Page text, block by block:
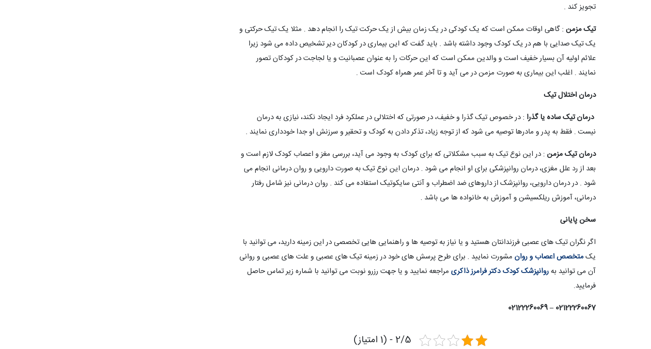
تجویز کند .
تیک مزمن : گاهی اوقات ممکن است که یک کودکی در یک زمان بیش از یک حرکت تیک را انجام دهد . مثلا یک تیک حرکتی و
یک تیک صدایی با هم در یک کودک وجود داشته باشد . باید گفت که این بیماری در کودکان دیر تشخیص داده می شود زیرا
علائم اولیه آن بسیار خفیف است و والدین ممکن است که این حرکات را به عنوان عصبانیت و یا لجاجت در کودکان تصور
نمایند . اغلب این بیماری به صورت مزمن در می آید و تا آخر عمر همراه کودک است .
درمان اختلال تیک
درمان تیک ساده یا گذرا : در خصوص تیک گذرا و خفیف، در صورتی که اختلالی در عملکرد فرد ایجاد نکند، نیازی به درمان
نیست . فقط به پدر و مادرها توصیه می شود که از توجه زیاد، تذکر دادن به کودک و تحقیر و سرزنش او جدا خودداری نمایند .
درمان تیک مزمن : در این نوع تیک به سبب مشکلاتی که برای کودک به وجود می آید، بررسی مغز و اعصاب کودک لازم است و
بعد از رد علل مغزی، درمان روانپزشکی برای او انجام می شود . درمان این نوع تیک به صورت دارویی و روان درمانی انجام می
شود . در درمان دارویی، روانپزشک از داروهای ضد اضطراب و آنتی سایکوتیک استفاده می کند . روان درمانی نیز شامل رفتار
درمانی، آموزش ریلکسیشن و آموزش به خانواده ها می باشد .
سخن پایانی
اگر نگران تیک های عصبی فرزندانتان هستید و یا نیاز به توصیه ها و راهنمایی هایی تخصصی در این زمینه دارید، می توانید با
یکمتخصص اعصاب و روان مشورت نمایید . برای طرح پرسش های خود در زمینه تیک های عصبی و علت های عصبی و روانی
آن می توانید به روانپزشک کودک دکتر فرامرز ذاکری مراجعه نمایید و یا جهت رزرو نوبت می توانید با شماره زیر تماس حاصل
فرمایید.
02122260067 – 02122260069
2/5 - (1 امتیاز)